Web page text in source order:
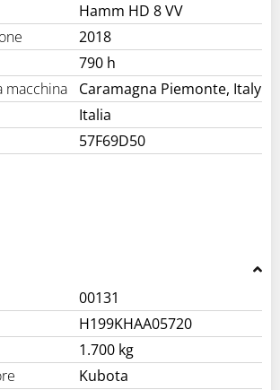
Hamm HD 8 VV
2018
790 h
macchina
Caramagna Piemonte, Italy
Italia
57F69D50
00131
H199KHAA05720
1.700 kg
Kubota